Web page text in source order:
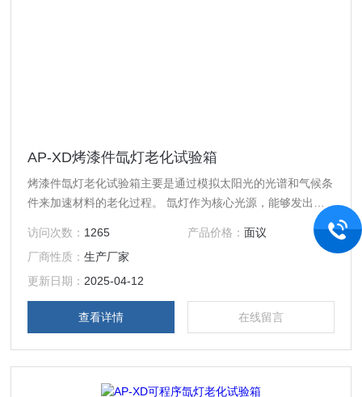
AP-XD烤漆件氙灯老化试验箱
烤漆件氙灯老化试验箱主要是通过模拟太阳光的光谱和气候条
件来加速材料的老化过程。‌ 氙灯作为核心光源，能够发出类
似太阳光的光谱，包括紫外线、可见光和红外线，这些光线可
以模拟太阳光对材料的照射，从而加速材料的老化过程。试验
箱通过调节氙灯的灯光强度和时间，模拟不同气候条件下的材
料老化情况。此外，试验箱还可以调节温度和湿度等环境参
数，以模拟实际自然环境中的老化条件。‌
访问次数： 1265 产品价格： 面议
厂商性质：生产厂家
更新日期： 2025-04-12
查看详情 在线留言